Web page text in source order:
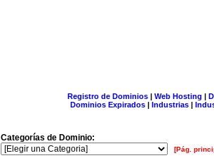
Registro de Dominios| Web Hosting |
Dominios Expirados | Industrias |
Categorías de Dominio:
[Pág.